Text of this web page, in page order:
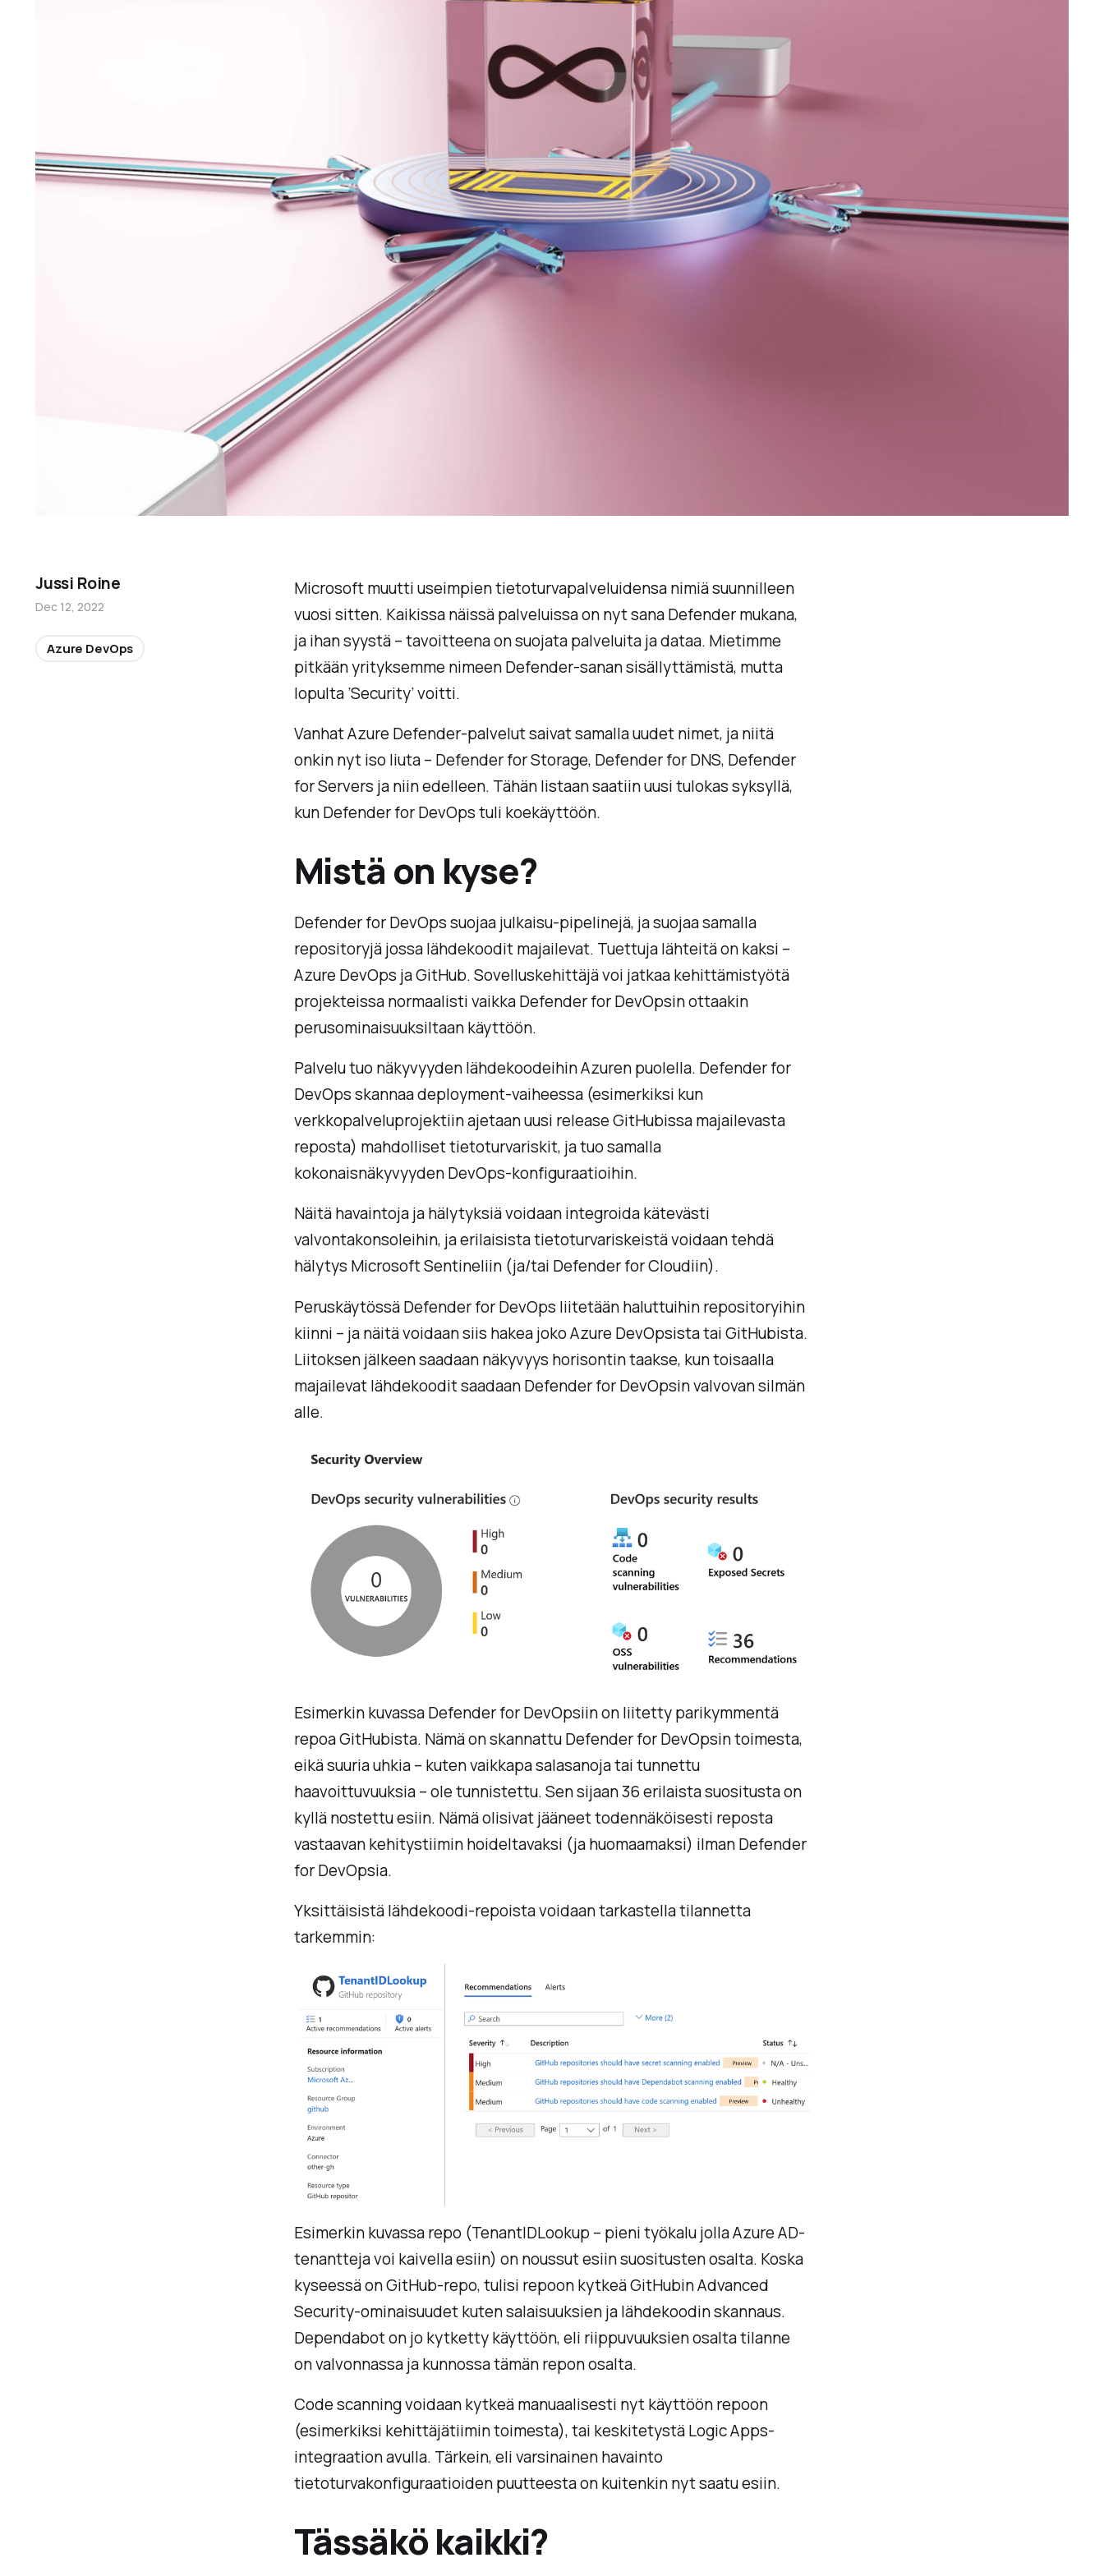
Microsoft muutti useimpien tietoturvapalveluidensa nimiä suunnilleen
vuosi sitten. Kaikissa näissä palveluissa on nyt sanaDefendermukana,
ja ihan syystä – tavoitteena on suojata palveluita ja dataa. Mietimme
pitkään yrityksemme nimeen Defender-sanan sisällyttämistä, mutta
lopulta ’Security’ voitti.
Vanhat Azure Defender-palvelut saivat samalla uudet nimet, ja niitä
onkin nyt iso liuta – Defender for Storage, Defender for DNS, Defender
for Servers ja niin edelleen. Tähän listaan saatiin uusi tulokas syksyllä,
kun Defender for DevOps tuli koekäyttöön.
Mistä on kyse?
Defender for DevOps suojaa julkaisu-pipelinejä, ja suojaa samalla
repositoryjä jossa lähdekoodit majailevat. Tuettuja lähteitä on kaksi –
Azure DevOps ja GitHub. Sovelluskehittäjä voi jatkaa kehittämistyötä
projekteissa normaalisti vaikka Defender for DevOpsin ottaakin
perusominaisuuksiltaan käyttöön.
Palvelu tuo näkyvyyden lähdekoodeihin Azuren puolella. Defender for
DevOps skannaa deployment-vaiheessa (esimerkiksi kun
verkkopalveluprojektiin ajetaan uusi release GitHubissa majailevasta
reposta) mahdolliset tietoturvariskit, ja tuo samalla
kokonaisnäkyvyyden DevOps-konfiguraatioihin.
Näitä havaintoja ja hälytyksiä voidaan integroida kätevästi
valvontakonsoleihin, ja erilaisista tietoturvariskeistä voidaan tehdä
hälytys Microsoft Sentineliin (ja/tai Defender for Cloudiin).
Peruskäytössä Defender for DevOps liitetään haluttuihin repositoryihin
kiinni – ja näitä voidaan siis hakea joko Azure DevOpsista tai GitHubista.
Liitoksen jälkeen saadaan näkyvyys horisontin taakse, kun toisaalla
majailevat lähdekoodit saadaan Defender for DevOpsin valvovan silmän
alle.
Esimerkin kuvassa Defender for DevOpsiin on liitetty parikymmentä
repoa GitHubista. Nämä on skannattu Defender for DevOpsin toimesta,
eikä suuria uhkia – kuten vaikkapa salasanoja tai tunnettu
haavoittuvuuksia – ole tunnistettu. Sen sijaan 36 erilaista suositusta on
kyllä nostettu esiin. Nämä olisivat jääneet todennäköisesti reposta
vastaavan kehitystiimin hoideltavaksi (ja huomaamaksi) ilman Defender
for DevOpsia.
Yksittäisistä lähdekoodi-repoista voidaan tarkastella tilannetta
tarkemmin:
Esimerkin kuvassa repo (TenantIDLookup – pieni työkalu jolla Azure AD-
tenantteja voi kaivella esiin) on noussut esiin suositusten osalta. Koska
kyseessä on GitHub-repo, tulisi repoon kytkeä GitHubin Advanced
Security-ominaisuudet kuten salaisuuksien ja lähdekoodin skannaus.
Dependabot on jo kytketty käyttöön, eli riippuvuuksien osalta tilanne
on valvonnassa ja kunnossa tämän repon osalta.
Code scanning voidaan kytkeä manuaalisesti nyt käyttöön repoon
(esimerkiksi kehittäjätiimin toimesta), tai keskitetystä Logic Apps-
integraation avulla. Tärkein, eli varsinainen havainto
tietoturvakonfiguraatioiden puutteesta on kuitenkin nyt saatu esiin.
Tässäkö kaikki?
Jussi Roine
Dec 12, 2022
Azure DevOps